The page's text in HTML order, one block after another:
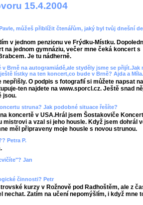
15.4.2004
můžeš přiblížit čtenářům, jaký byl tvůj dnešní
v jednom penzionu ve Frýdku-Místku.
na jednom gymnáziu, večer mne čeká koncert s
Je tu nádherně.
v Brně na autogramiádě,ale styděly jsme se přijít.Jak
lístky na ten koncert,co bude v Brně? Ajda a Míla.
nepřišly. O podpis s fotografií si můžete napsat
ten najdete na www.sporcl.cz. Ještě snad
jsou.
struna? Jak podobné situace řešíte?
koncertě v USA.Hrál jsem Šostakoviče
mistrovi a vzal si jeho housle. Když jsem dohrál
měl připraveny moje housle s novou strunou.
Petra P.
Jan
činnosti? Petr
kurzy v Rožnově pod Radhoštěm, ale z
nechat. Zatím na učení nepomýšlím, i když mne